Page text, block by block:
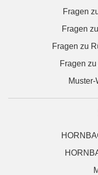
Fragen
Fragen
Fragen zu
Fragen